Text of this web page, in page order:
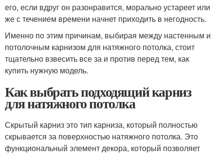
его, если вдруг он разонравится, морально устареет или
же с течением времени начнет приходить в негодность.
Именно по этим причинам, выбирая между настенным и
потолочным карнизом для натяжного потолка, стоит
тщательно взвесить все за и против перед тем, как
купить нужную модель.
Как выбрать подходящий карниз
для натяжного потолка
Скрытый карниз это тип карниза, который полностью
скрывается за поверхностью натяжного потолка. Это
функциональный элемент декора, который позволяет